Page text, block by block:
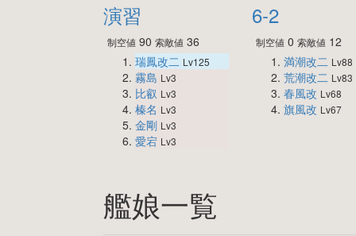
演習
制空値 90 索敵値 36
瑞鳳改二 Lv125
霧島 Lv3
比叡 Lv3
榛名 Lv3
金剛 Lv3
愛宕 Lv3
6-2
制空値 0索敵値 12
満潮改二 Lv88
荒潮改二 Lv83
春風改 Lv68
旗風改 Lv67
艦娘一覧